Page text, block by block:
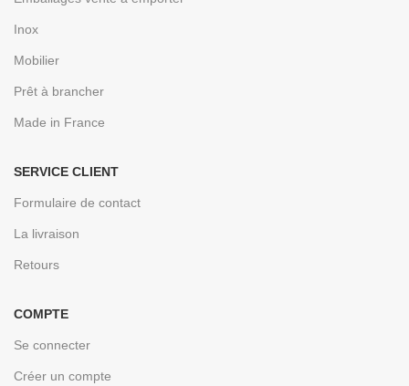
Inox
Mobilier
Prêt à brancher
Made in France
SERVICE CLIENT
Formulaire de contact
La livraison
Retours
COMPTE
Se connecter
Créer un compte